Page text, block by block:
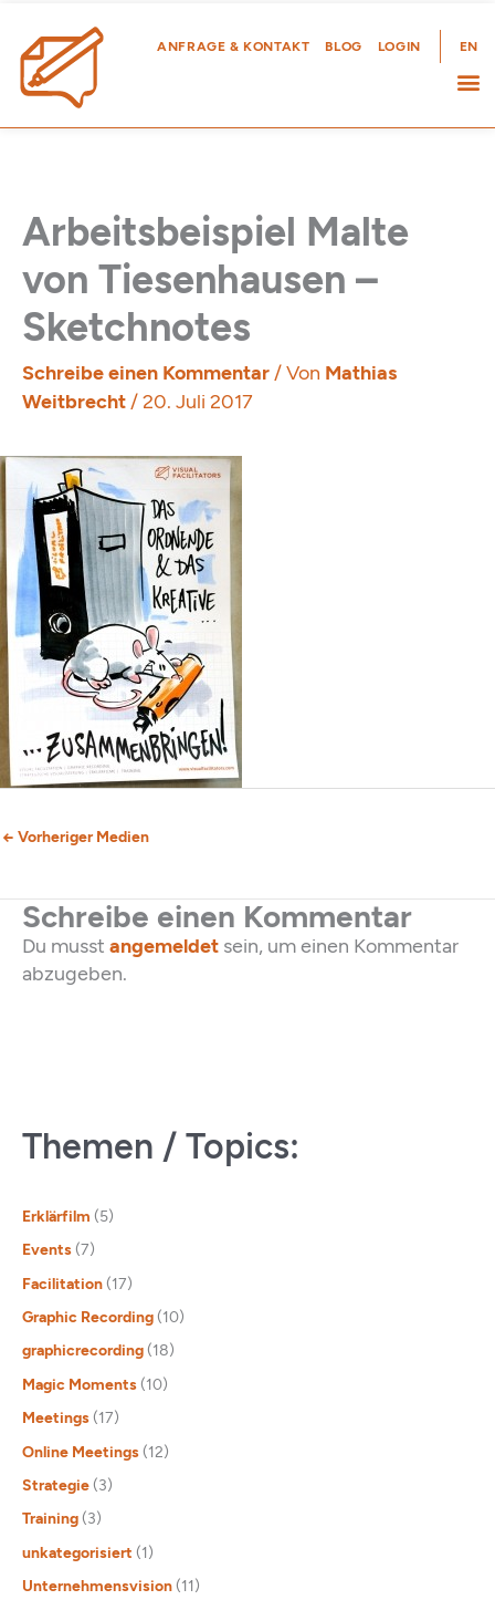
Inhalt
springen
ANFRAGE & KONTAKT BLOG LOGIN EN
Arbeitsbeispiel Malte
von Tiesenhausen –
Sketchnotes
Schreibe einen Kommentar/ Von Mathias
Weitbrecht/20. Juli 2017
← Vorheriger Medien
Schreibe einen Kommentar
Du musst angemeldet sein, um einen Kommentar
abzugeben.
Themen / Topics:
Erklärfilm (5)
Events (7)
Facilitation (17)
Graphic Recording (10)
graphicrecording (18)
Magic Moments (10)
Meetings (17)
Online Meetings (12)
Strategie (3)
Training (3)
unkategorisiert (1)
Unternehmensvision (11)